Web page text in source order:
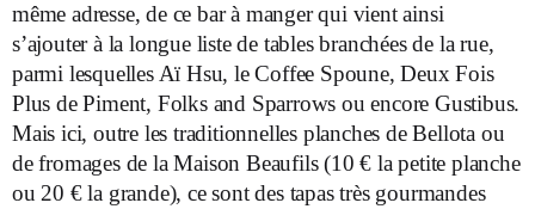
même adresse, de ce bar à manger qui vient ainsi
s’ajouter à la longue liste de tables branchées de la rue,
parmi lesquelles Aï Hsu, le Coffee Spoune, Deux Fois
Plus de Piment, Folks and Sparrows ou encore Gustibus.
Mais ici, outre les traditionnelles planches de Bellota ou
de fromages de la Maison Beaufils (10 € la petite planche
ou 20 € la grande), ce sont des tapas très gourmandes